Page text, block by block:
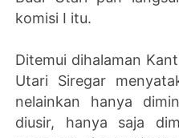
komisi I itu.
Ditemui dihalaman
Utari Siregar
nelainkan hanya
diusir, hanya saja